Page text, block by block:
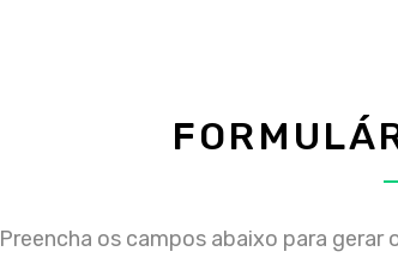
Preencha os campos abaixo para gerar